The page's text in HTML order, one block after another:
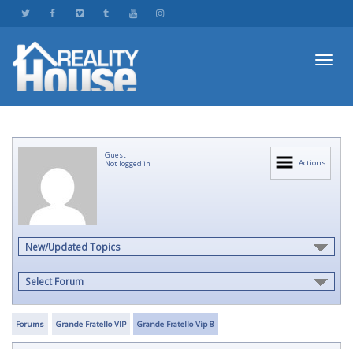
Actions
Guest
Not logged in
New/Updated Topics
Select Forum
Forums Grande Fratello VIP Grande Fratello Vip 8